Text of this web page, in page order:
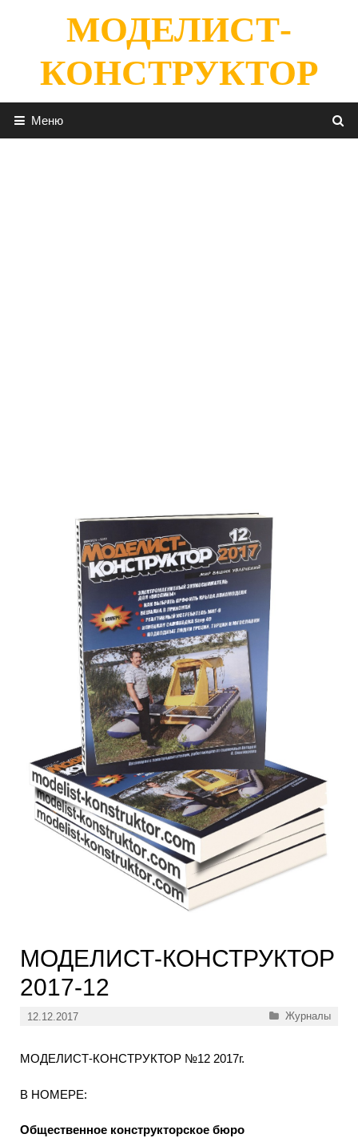
содержимомуМОДЕЛИСТ-
КОНСТРУКТОР
Меню
МОДЕЛИСТ-КОНСТРУКТОР
2017-12
12.12.2017 Рубрики
Журналы
МОДЕЛИСТ-КОНСТРУКТОР №12 2017г.
В НОМЕРЕ:
Общественное конструкторское бюро